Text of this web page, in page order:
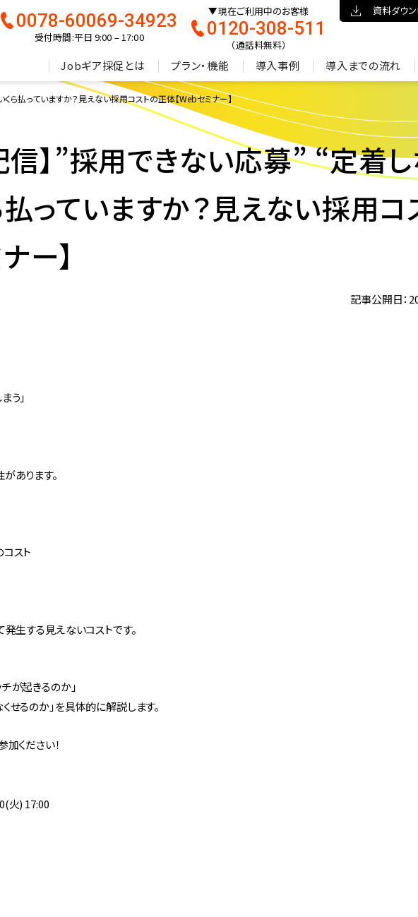
0078-60069-34923
受付時間:平日 9:00 – 17:00
現在ご利用中のお客様
0120-308-511
（通話料無料）
資料ダウ
Jobギア採促とは プラン・機能 導入事例 導入までの流れ
ら払っていますか？見えない採用コストの正体【Webセミナー】
信】”採用できない応募” “定着
払っていますか？見えない採用コ
ー】
記事公開日：
う」
あります。
スト
発生する見えないコストです。
が起きるのか」
せるのか」を具体的に解説します。
ください！
火) 17:00